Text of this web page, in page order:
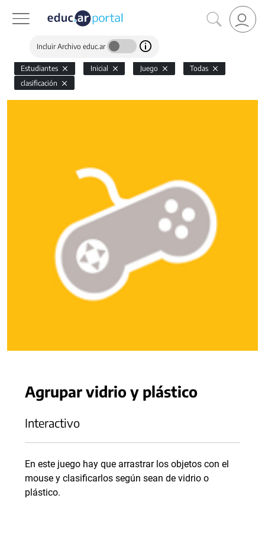
Incluir Archivo educ.ar
Estudiantes Inicial Juego
Todas
clasificación
Agrupar vidrio y plástico
Interactivo
En este juego hay que arrastrar los objetos con el
mouse y clasificarlos según sean de vidrio o
plástico.